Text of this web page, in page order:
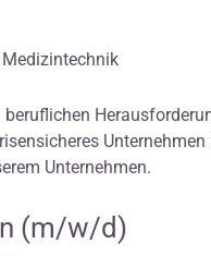
Medizintechnik
Unternehmen.
(m/w/d)